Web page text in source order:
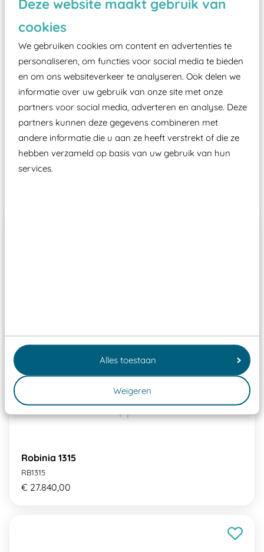
Deze website maakt gebruik van
cookies
We gebruiken cookies om content en advertenties te
personaliseren, om functies voor social media te bieden
en om ons websiteverkeer te analyseren. Ook delen we
informatie over uw gebruik van onze site met onze
partners voor social media, adverteren en analyse. Deze
partners kunnen deze gegevens combineren met
andere informatie die u aan ze heeft verstrekt of die ze
hebben verzameld op basis van uw gebruik van hun
services.
Alles toestaan
Weigeren
Elk speeltoestel in de openbare ruimte voorzien
moet zijn van een typekeuring, -plaatje en
certificering, uitgegeven door een Nederlands
aangewezen keuringsinstantie?
Wij ook speeltoestellen kunnen laten keuren zodat
ze toch binnen het Warenwetbesluit Attractie- en
Speeltoestellen vallen?
Robinia 1315
RB1315
€ 27.840,00